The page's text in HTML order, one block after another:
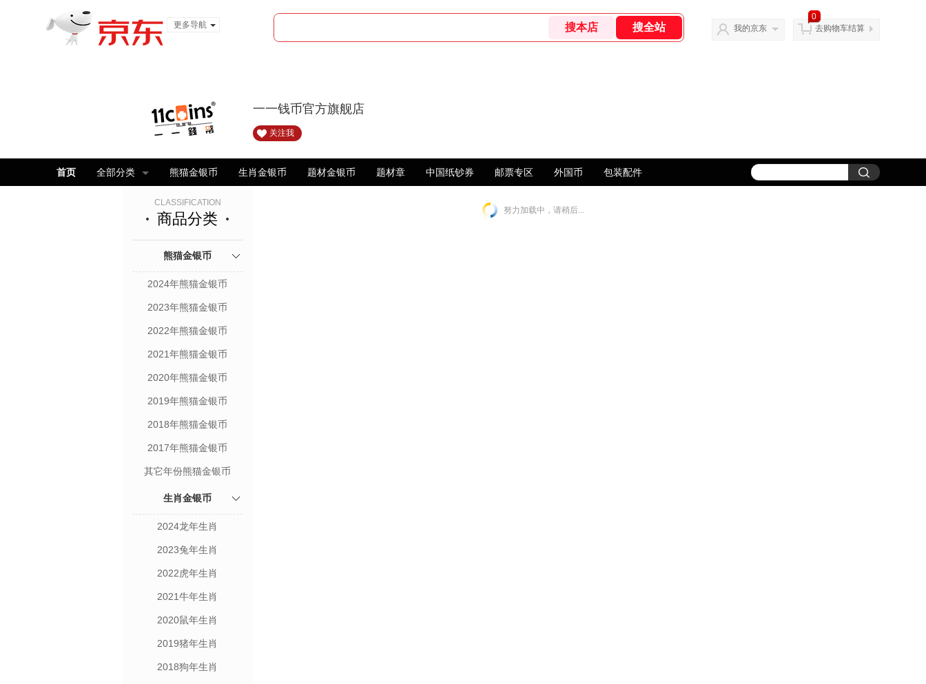
更多导航
我的京东
0
去购物车结算
一一钱币官方旗舰店
关注我
首页 全部分类 熊猫金银币 生肖金银币 题材金银币 题材章 中国纸钞券 邮票专区 外国币 包装配件
CLASSIFICATION
商品分类
熊猫金银币
2024年熊猫金银币
2023年熊猫金银币
2022年熊猫金银币
2021年熊猫金银币
2020年熊猫金银币
2019年熊猫金银币
2018年熊猫金银币
2017年熊猫金银币
其它年份熊猫金银币
生肖金银币
2024龙年生肖
2023兔年生肖
2022虎年生肖
2021牛年生肖
2020鼠年生肖
2019猪年生肖
2018狗年生肖
努力加载中，请稍后...